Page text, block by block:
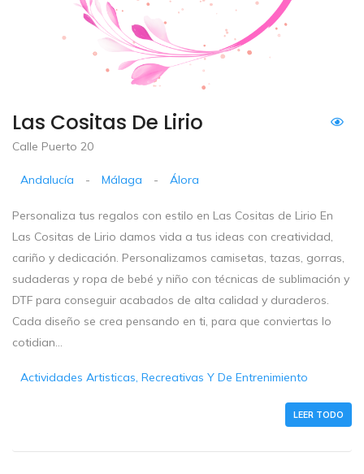
Las Cositas De Lirio
Calle Puerto 20
Andalucía - Málaga - Álora
Personaliza tus regalos con estilo en Las Cositas de Lirio En
Las Cositas de Lirio damos vida a tus ideas con creatividad,
cariño y dedicación. Personalizamos camisetas, tazas, gorras,
sudaderas y ropa de bebé y niño con técnicas de sublimación y
DTF para conseguir acabados de alta calidad y duraderos.
Cada diseño se crea pensando en ti, para que conviertas lo
cotidian...
Actividades Artisticas, Recreativas Y De Entrenimiento
LEER TODO